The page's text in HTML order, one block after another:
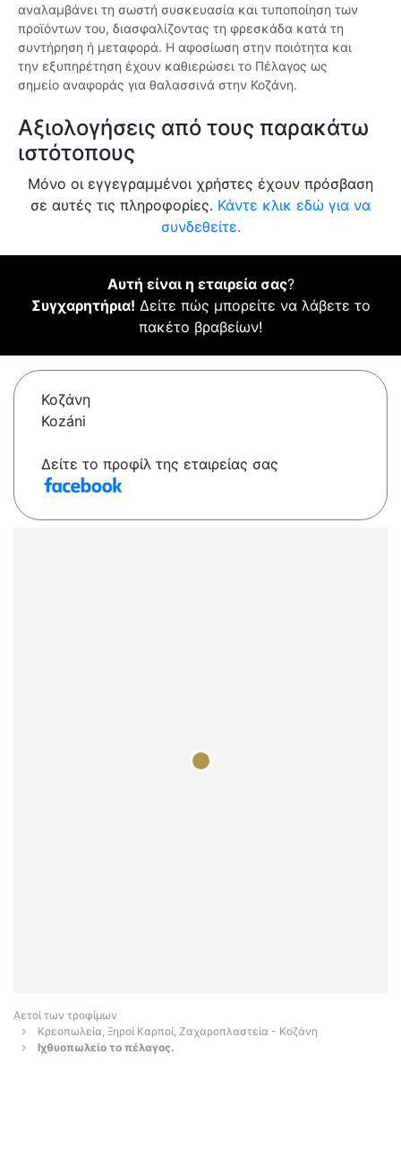
αναλαμβάνει τη σωστή συσκευασία και τυποποίηση των
προϊόντων του, διασφαλίζοντας τη φρεσκάδα κατά τη
συντήρηση ή μεταφορά. Η αφοσίωση στην ποιότητα και
την εξυπηρέτηση έχουν καθιερώσει το Πέλαγος ως
σημείο αναφοράς για θαλασσινά στην Κοζάνη.
Αξιολογήσεις από τους παρακάτω
ιστότοπους
Μόνο οι εγγεγραμμένοι χρήστες έχουν πρόσβαση
σε αυτές τις πληροφορίες. Κάντε κλικ εδώ για να
συνδεθείτε.
Αυτή είναι η εταιρεία σας?
Συγχαρητήρια! Δείτε πώς μπορείτε να λάβετε το
πακέτο βραβείων!
Κοζάνη
Kozáni
Δείτε το προφίλ της εταιρείας σας
Αετοί των τροφίμων
Κρεοπωλεία, Ξηροί Καρποί, Ζαχαροπλαστεία - Κοζάνη
Ιχθυοπωλείο το πέλαγος.